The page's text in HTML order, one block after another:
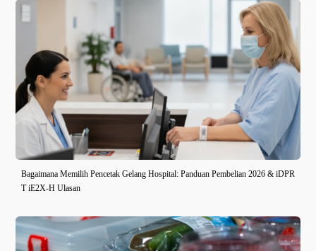
Bagaimana Memilih Pencetak Gelang Hospital: Panduan Pembelian 2026 & iDPR
T iE2X-H Ulasan